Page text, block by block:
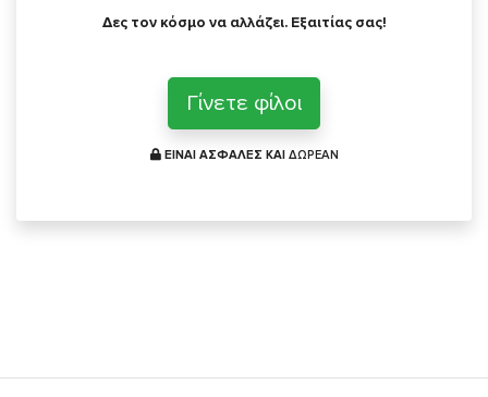
Δες τον κόσμο να αλλάζει. Εξαιτίας σας!
Γίνετε φίλοι
ΕΙΝΑΙ ΑΣΦΑΛΕΣ ΚΑΙ ΔΩΡΕΑΝ